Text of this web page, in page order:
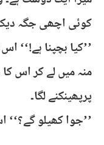
کوئی اچھی جگہ
’’کیا بچپنا ہے!‘‘
منہ میں لے کر اس
پرپھینکنے لگا۔
’’جوا کھیلو